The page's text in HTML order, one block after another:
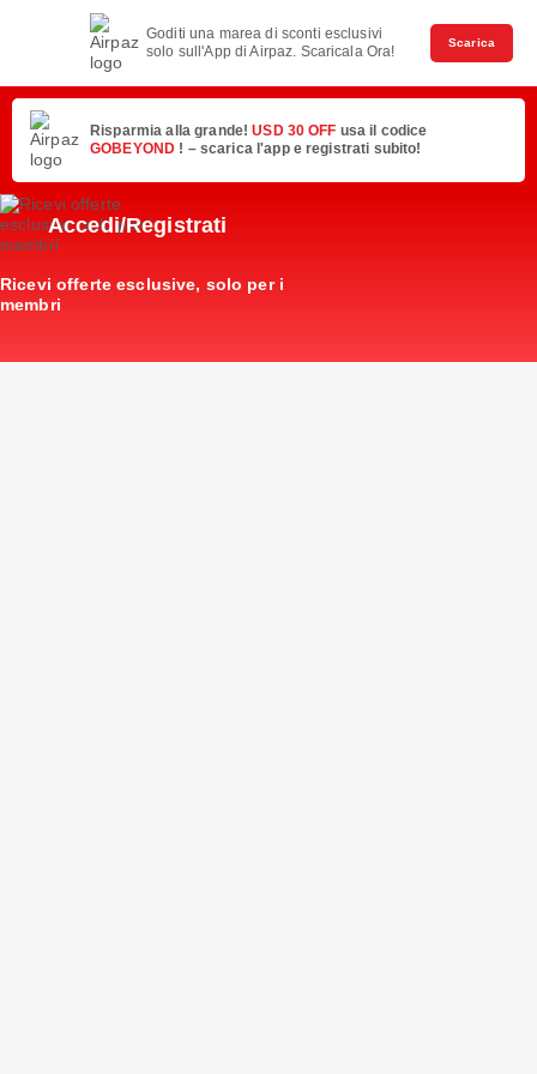
Goditi una marea di sconti esclusivi
solo sull'App di Airpaz. Scaricala Ora!
Scarica
Risparmia alla grande!USD 30 OFF usa il codice
GOBEYOND ! – scarica l'app e registrati subito!
Accedi/Registrati
Ricevi offerte esclusive, solo per i
membri